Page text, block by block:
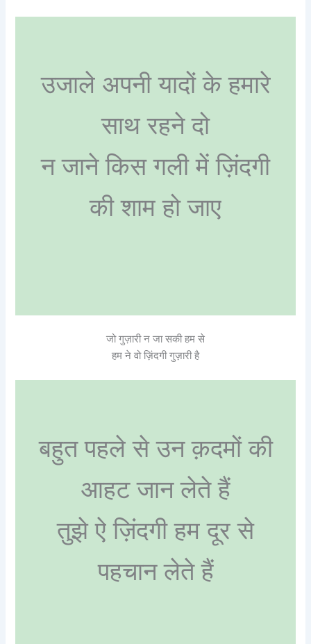
उजाले अपनी यादों के हमारे
साथ रहने दो
न जाने किस गली में ज़िंदगी
की शाम हो जाए
जो गुज़ारी न जा सकी हम से
हम ने वो ज़िंदगी गुज़ारी है
बहुत पहले से उन क़दमों की
आहट जान लेते हैं
तुझे ऐ ज़िंदगी हम दूर से
पहचान लेते हैं